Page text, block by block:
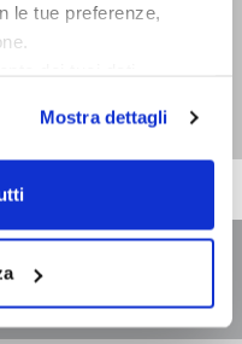
le tue preferenze,
a prendere visione
prosegui la
“Accetta tutti” presti
potrai revocare in
Mostra dettagli